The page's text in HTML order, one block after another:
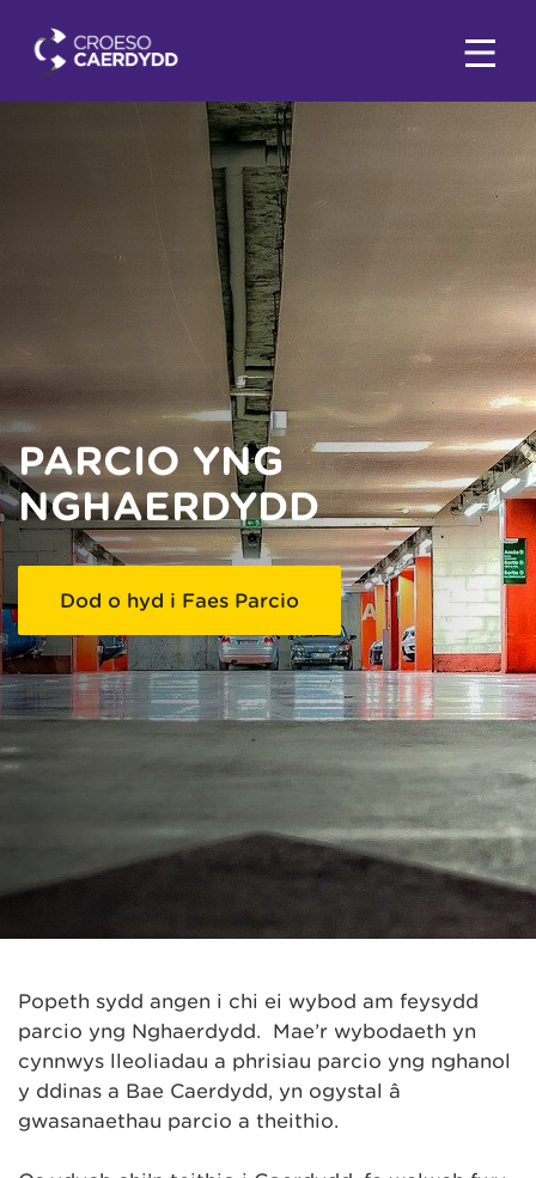
PARCIO YNG
NGHAERDYDD
Dod o hyd i Faes Parcio
Popeth sydd angen i chi ei wybod am feysydd
parcio yng Nghaerdydd. Mae’r wybodaeth yn
cynnwys lleoliadau a phrisiau parcio yng nghanol
y ddinas a Bae Caerdydd, yn ogystal â
gwasanaethau parcio a theithio.